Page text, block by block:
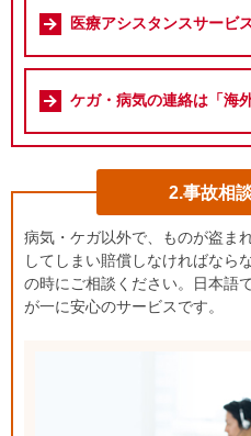
医療アシスタンスサービ
ケガ・病気の連絡は「海
2.事故相
病気・ケガ以外で、ものが盗ま
してしまい賠償しなければなら
の時にご相談ください。日本語
が一に安心のサービスです。